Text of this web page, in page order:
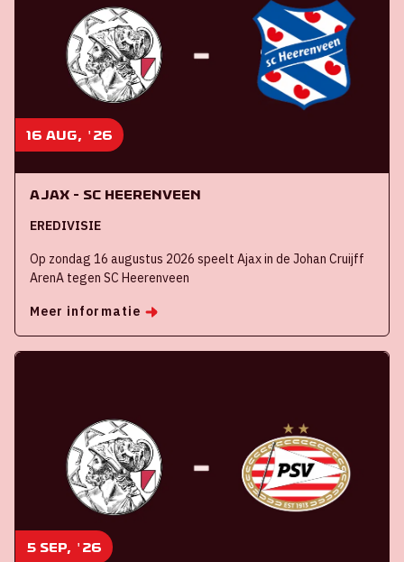
16 aug, '26
Ajax - SC Heerenveen
EREDIVISIE
Op zondag 16 augustus 2026 speelt Ajax in de Johan Cruijff
ArenA tegen SC Heerenveen
Meer informatie
5 sep, '26